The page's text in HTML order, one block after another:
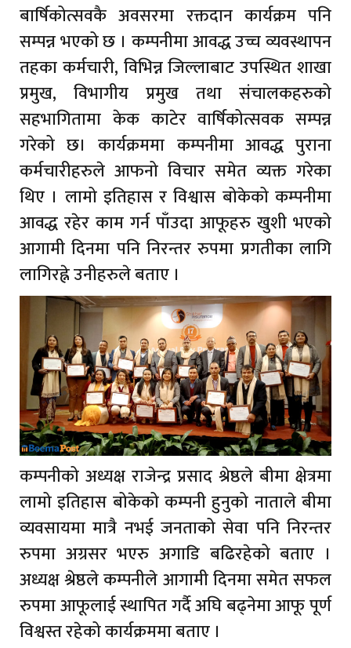
बार्षिकोत्सवकै अवसरमा रक्तदान कार्यक्रम पनि
सम्पन्न भएको छ । कम्पनीमा आवद्ध उच्च व्यवस्थापन
तहका कर्मचारी, विभिन्न जिल्लाबाट उपस्थित शाखा
प्रमुख, विभागीय प्रमुख तथा संचालकहरुको
सहभागितामा केक काटेर वार्षिकोत्सवक सम्पन्न
गरेको छ। कार्यक्रममा कम्पनीमा आवद्ध पुराना
कर्मचारीहरुले आफनो विचार समेत व्यक्त गरेका
थिए । लामो इतिहास र विश्वास बोकेको कम्पनीमा
आवद्ध रहेर काम गर्न पाँउदा आफूहरु खुशी भएको
आगामी दिनमा पनि निरन्तर रुपमा प्रगतीका लागि
लागिरह्ने उनीहरुले बताए ।
कम्पनीको अध्यक्ष राजेन्द्र प्रसाद श्रेष्ठले बीमा क्षेत्रमा
लामो इतिहास बोकेको कम्पनी हुनुको नाताले बीमा
व्यवसायमा मात्रै नभई जनताको सेवा पनि निरन्तर
रुपमा अग्रसर भएरु अगाडि बढिरहेको बताए ।
अध्यक्ष श्रेष्ठले कम्पनीले आगामी दिनमा समेत सफल
रुपमा आफूलाई स्थापित गर्दै अघि बढ्नेमा आफू पूर्ण
विश्वस्त रहेको कार्यक्रममा बताए ।